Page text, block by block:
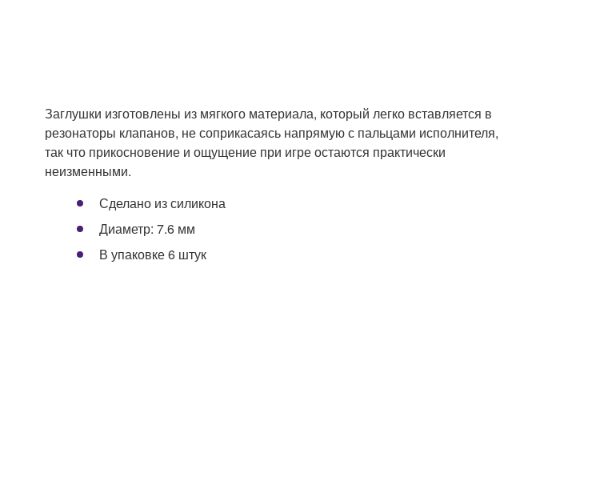
Заглушки изготовлены из мягкого материала, который легко вставляется в
резонаторы клапанов, не соприкасаясь напрямую с пальцами исполнителя,
так что прикосновение и ощущение при игре остаются практически
неизменными.
Сделано из силикона
Диаметр: 7.6 мм
В упаковке 6 штук